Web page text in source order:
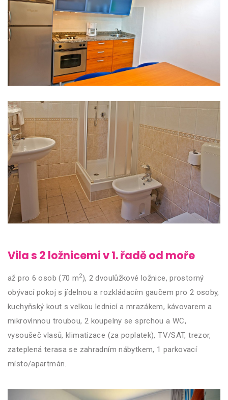
Vila s 2 ložnicemi v 1. řadě od moře
až pro 6 osob (70 m2), 2 dvoulůžkové ložnice, prostorný
obývací pokoj s jídelnou a rozkládacím gaučem pro 2 osoby,
kuchyňský kout s velkou lednicí a mrazákem, kávovarem a
mikrovlnnou troubou, 2 koupelny se sprchou a WC,
vysoušeč vlasů, klimatizace (za poplatek), TV/SAT, trezor,
zateplená terasa se zahradním nábytkem, 1 parkovací
místo/apartmán.